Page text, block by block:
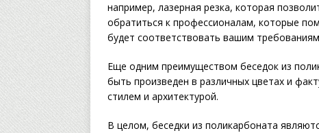
например, лазерная резка, которая
обратиться к профессионалам, которые
будет соответствовать вашим
Еще одним преимуществом беседок из
быть произведен в различных цветах и
стилем и архитектурой.
В целом, беседки из поликарбоната